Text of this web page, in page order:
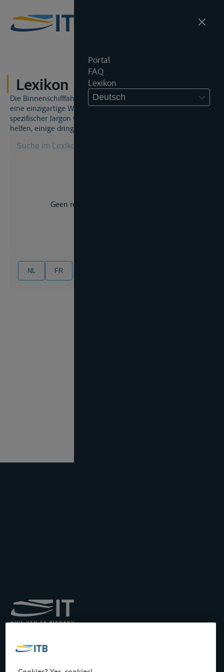
Portal
FAQ
Lexikon
Deutsch
Lexikon
Die Binnenschifffahrt und das Binnenschifffahrtsrecht sind
eine einzigartige Welt. Dies bedeutet, dass häufig ein
spezifischer Jargon verwendet wird. Dieses Lexikon wird Ihnen
helfen, einige dringend benötigte Begriffe zu beherrschen.
Geen resultaat voor uw zoekopdracht.
NL FR
Transport auf der
Drukpersstraat 19